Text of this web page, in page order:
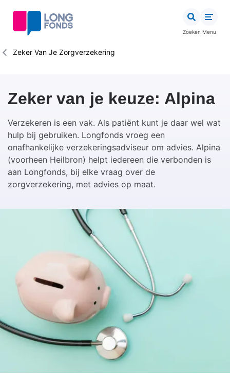
inhoud
Zoeken Menu
Kruimelpad
Zeker Van Je Zorgverzekering
Zeker van je keuze: Alpina
Verzekeren is een vak. Als patiënt kunt je daar wel wat
hulp bij gebruiken. Longfonds vroeg een
onafhankelijke verzekeringsadviseur om advies. Alpina
(voorheen Heilbron) helpt iedereen die verbonden is
aan Longfonds, bij elke vraag over de
zorgverzekering, met advies op maat.